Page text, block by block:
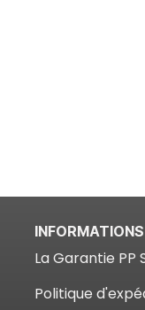
INFORMATIONS
La Garantie PP
Politique